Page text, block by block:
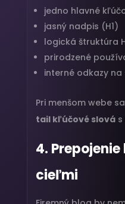
jedno hlavné
jasný nadpis (H1)
logická štruktúra
prirodzené
interné odkazy
Pri menšom webe
tail kľúčové slová
4.
cieľmi